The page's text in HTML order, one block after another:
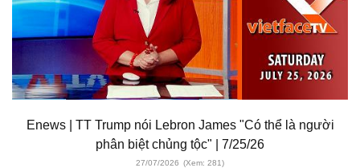
Enews | TT Trump nói Lebron James "Có thể là người
phân biệt chủng tộc" | 7/25/26
27/07/2026 (Xem: 281)